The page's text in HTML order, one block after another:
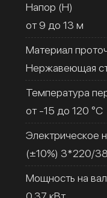
Напор (H)
от 9 до 13 м
Материал
Нержавеющая
Температура
от -15 до 120 °C
Электрическое
(±10%) 3*220/
Мощность на